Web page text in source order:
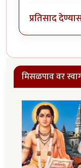
प्रतिसाद
मिसळपाव वर